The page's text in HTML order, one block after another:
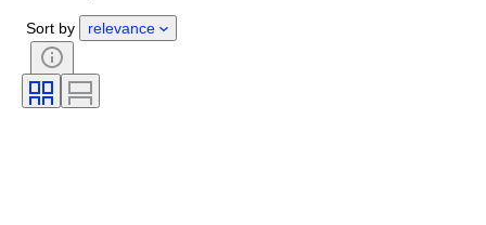
コンディション
スタイル
衣類サイズ
時代
Sort by relevance